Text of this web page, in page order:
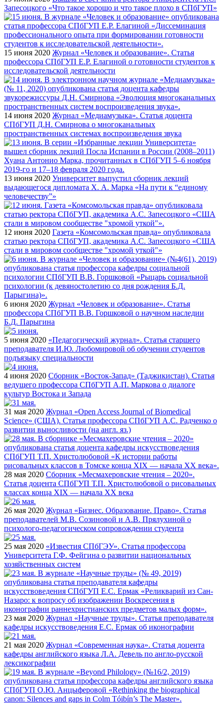
Запесоцкого «Что такое хорошо и что такое плохо в СПбГУП»
15 июня 2020 Журнал «Человек и образование». Статья
профессора СПбГУП Е.Р. Елагиной о готовности студентов к
исследовательской деятельности
14 июня 2020 Журнал «Медиамузыка». Статья доцента
СПбГУП Д.Н. Смирнова о многоканальных
пространственных системах воспроизведения звука
13 июня 2020 Университет выпустил сборник лекций
выдающегося дипломата Х. А. Марка «На пути к “единому
человечеству”»
12 июня 2020 Газета «Комсомольская правда» опубликовала
статью ректора СПбГУП, академика А.С. Запесоцкого «США
стали в мировом сообществе "хромой уткой"»
6 июня 2020 Журнал «Человек и образование». Статья
профессора СПбГУП В.В. Горшковой о научном наследии
Б.Д. Парыгина
5 июня 2020 «Педагогический журнал». Статья старшего
преподавателя И.Ю. Любомировой об обучении студентов
подъязыку специальности
4 июня 2020 Сборник «Восток-Запад» (Таджикистан). Статья
ведущего профессора СПбГУП А.П. Маркова о диалоге
культур Востока и Запада
31 мая 2020 Журнал «Open Access Journal of Biomedical
Science» (США). Статья профессора СПбГУП А.С. Радченко о
развитии выносливости (на англ. яз.)
28 мая 2020 Сборник «Месмахеровские чтения – 2020».
Статья доцента СПбГУП Т.П. Христолюбовой о рисовальных
классах конца XIX — начала ХХ века
26 мая 2020 Журнал «Бизнес. Образование. Право». Статья
преподавателей М.В. Созиновой и А.В. Прялухиной о
психолого-педагогическом сопровождении студента
25 мая 2020 «Известия СПбГЭУ». Статья профессора
Университета Г.Ф. Фейгина о развитии национальных
хозяйственных систем
23 мая 2020 Журнал «Научные труды». Статья преподавателя
кафедры искусствоведения Е.С. Ермак об иконографии
21 мая 2020 Журнал «Современная наука». Статья доцента
кафедры английского языка Л.А. Девель по англо-русской
лексикографии